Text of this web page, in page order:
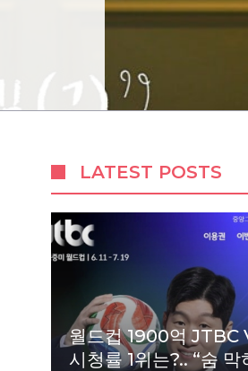
LATEST POSTS
월드컵 1900억 JTBC
시청률 1위는?.. “숨 막